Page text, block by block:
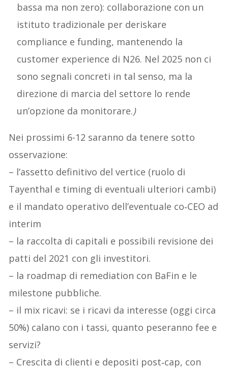
bassa ma non zero): collaborazione con un
istituto tradizionale per deriskare
compliance e funding, mantenendo la
customer experience di N26. Nel 2025 non ci
sono segnali concreti in tal senso, ma la
direzione di marcia del settore lo rende
un’opzione da monitorare.)
Nei prossimi 6-12 saranno da tenere sotto
osservazione:
– l’assetto definitivo del vertice (ruolo di
Tayenthal e timing di eventuali ulteriori cambi)
e il mandato operativo dell’eventuale co‑CEO ad
interim
– la raccolta di capitali e possibili revisione dei
patti del 2021 con gli investitori.
– la roadmap di remediation con BaFin e le
milestone pubbliche.
– il mix ricavi: se i ricavi da interesse (oggi circa
50%) calano con i tassi, quanto peseranno fee e
servizi?
– Crescita di clienti e depositi post‑cap, con